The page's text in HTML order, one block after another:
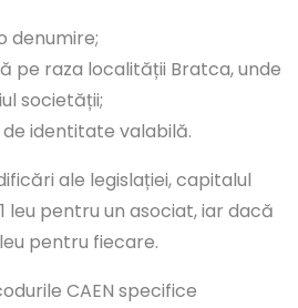
denumire;
pe raza localității Bratca, unde
societății;
identitate valabilă.
ale legislației, capitalul
leu pentru un asociat, iar dacă
pentru fiecare.
CAEN specifice